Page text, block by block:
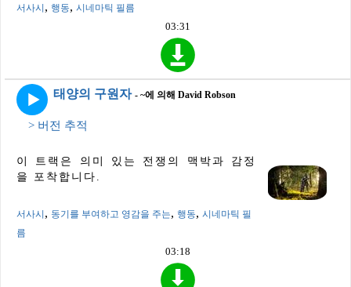
서사시, 행동, 시네마틱 필름
03:31
태양의 구원자 - ~에 의해 David Robson
> 버전 추적
이 트랙은 의미 있는 전쟁의 맥박과 감정
을 포착합니다.
서사시, 동기를 부여하고 영감을 주는, 행동, 시네마틱 필
름
03:18